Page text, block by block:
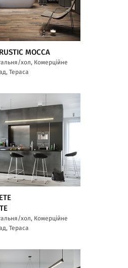
MOCCA
хол, Комерційне
Тераса
хол, Комерційне
Тераса